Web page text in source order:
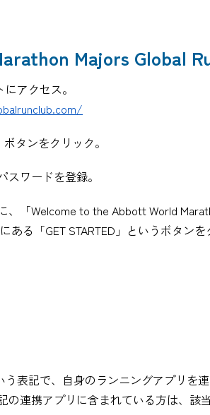
Majors Global
アクセス。
タンをクリック。
ワードを登録。
「Welcome to the Abbott World
ある「GET STARTED」というボタン
表記で、自身のランニングアプリを連
の連携アプリに含まれている方は、該